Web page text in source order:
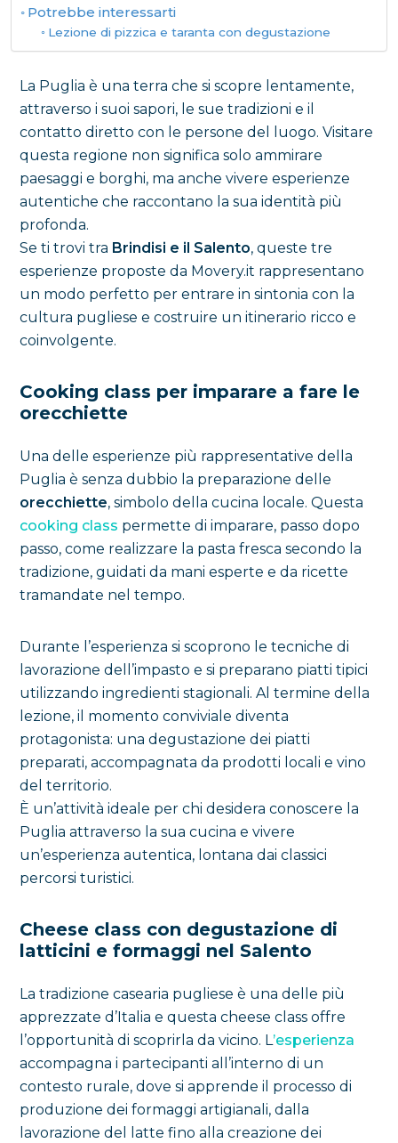
Potrebbe interessarti
Lezione di pizzica e taranta con degustazione
La Puglia è una terra che si scopre lentamente,
attraverso i suoi sapori, le sue tradizioni e il
contatto diretto con le persone del luogo. Visitare
questa regione non significa solo ammirare
paesaggi e borghi, ma anche vivere esperienze
autentiche che raccontano la sua identità più
profonda.
Se ti trovi tra Brindisi e il Salento, queste tre
esperienze proposte da Movery.it rappresentano
un modo perfetto per entrare in sintonia con la
cultura pugliese e costruire un itinerario ricco e
coinvolgente.
Cooking class per imparare a fare le
orecchiette
Una delle esperienze più rappresentative della
Puglia è senza dubbio la preparazione delle
orecchiette, simbolo della cucina locale. Questa
cooking class permette di imparare, passo dopo
passo, come realizzare la pasta fresca secondo la
tradizione, guidati da mani esperte e da ricette
tramandate nel tempo.
Durante l’esperienza si scoprono le tecniche di
lavorazione dell’impasto e si preparano piatti tipici
utilizzando ingredienti stagionali. Al termine della
lezione, il momento conviviale diventa
protagonista: una degustazione dei piatti
preparati, accompagnata da prodotti locali e vino
del territorio.
È un’attività ideale per chi desidera conoscere la
Puglia attraverso la sua cucina e vivere
un’esperienza autentica, lontana dai classici
percorsi turistici.
Cheese class con degustazione di
latticini e formaggi nel Salento
La tradizione casearia pugliese è una delle più
apprezzate d’Italia e questa cheese class offre
l’opportunità di scoprirla da vicino. L’esperienza
accompagna i partecipanti all’interno di un
contesto rurale, dove si apprende il processo di
produzione dei formaggi artigianali, dalla
lavorazione del latte fino alla creazione dei